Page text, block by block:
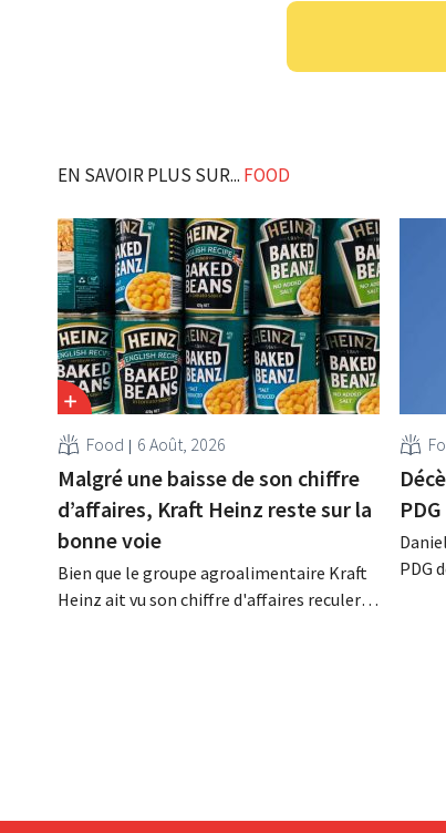
EN SAVOIR PLUS SUR... FOOD
Food 6 Août, 2026
Malgré une baisse de son chiffre
d’affaires, Kraft Heinz reste sur la
bonne voie
Bien que le groupe agroalimentaire Kraft
Heinz ait vu son chiffre d'affaires reculer
PDG